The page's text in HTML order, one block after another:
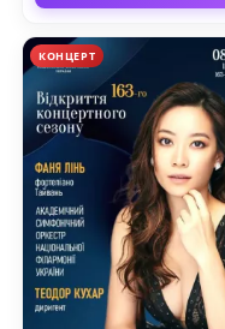
КОНЦЕРТ